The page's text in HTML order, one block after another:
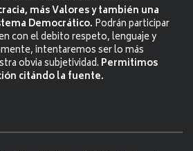
más Valores y también una
Democrático. Podrán participar
con el debito respeto, lenguaje y
intentaremos ser lo más
obvia subjetividad. Permitimos
citándo la fuente.